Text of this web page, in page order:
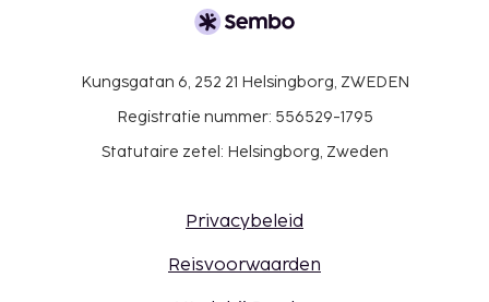
Kungsgatan 6, 252 21 Helsingborg, ZWEDEN
Registratie nummer: 556529-1795
Statutaire zetel: Helsingborg, Zweden
Privacybeleid
Reisvoorwaarden